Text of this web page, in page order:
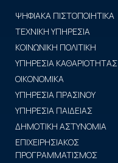
ΨΗΦΙΑΚΑ ΠΙΣΤΟΠΟΙΗΤΙΚΑ
ΤΕΧΝΙΚΗ ΥΠΗΡΕΣΙΑ
ΚΟΙΝΩΝΙΚΗ ΠΟΛΙΤΙΚΗ
ΥΠΗΡΕΣΙΑ ΚΑΘΑΡΙΟΤΗΤΑΣ
ΟΙΚΟΝΟΜΙΚΑ
ΥΠΗΡΕΣΙΑ ΠΡΑΣΙΝΟΥ
ΥΠΗΡΕΣΙΑ ΠΑΙΔΕΙΑΣ
ΔΗΜΟΤΙΚΗ ΑΣΤΥΝΟΜΙΑ
ΕΠΙΧΕΙΡΗΣΙΑΚΟΣ
ΠΡΟΓΡΑΜΜΑΤΙΣΜΟΣ